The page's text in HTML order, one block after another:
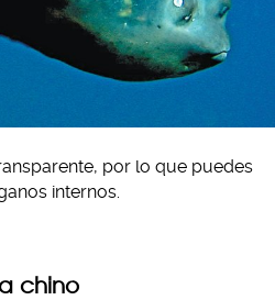
por lo que puedes
internos.
chino